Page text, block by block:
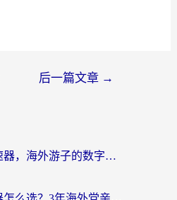
后一篇文章 →
一键回国免费加速器，海外游子的数字归乡路